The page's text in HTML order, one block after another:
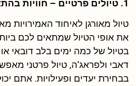
1. טיולים פרטיים – חוויות בהתאמה אישית
טיול מאורגן לאיחוד האמירויות
את אופי הטיול שמתאים לכם
בטיול של כמה ימים בלב דובאי
דאבי ולפראג'ה, טיול פרטני
בבחירת יעדים ופעילויות. אתם